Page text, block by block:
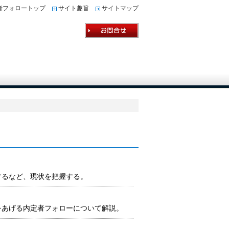
フォロートップ サイト趣旨 サイトマップ
など、現状を把握する。
げる内定者フォローについて解説。